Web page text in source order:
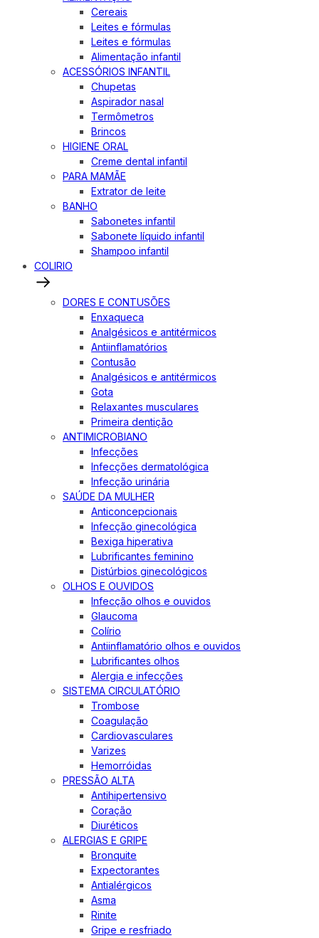
Cereais
Leites e fórmulas
Leites e fórmulas
Alimentação infantil
ACESSÓRIOS INFANTIL
Chupetas
Aspirador nasal
Termômetros
Brincos
HIGIENE ORAL
Creme dental infantil
PARA MAMÃE
Extrator de leite
BANHO
Sabonetes infantil
Sabonete líquido infantil
Shampoo infantil
COLIRIO
DORES E CONTUSÕES
Enxaqueca
Analgésicos e antitérmicos
Antiinflamatórios
Contusão
Analgésicos e antitérmicos
Gota
Relaxantes musculares
Primeira dentição
ANTIMICROBIANO
Infecções
Infecções dermatológica
Infecção urinária
SAÚDE DA MULHER
Anticoncepcionais
Infecção ginecológica
Bexiga hiperativa
Lubrificantes feminino
Distúrbios ginecológicos
OLHOS E OUVIDOS
Infecção olhos e ouvidos
Glaucoma
Colírio
Antiinflamatório olhos e ouvidos
Lubrificantes olhos
Alergia e infecções
SISTEMA CIRCULATÓRIO
Trombose
Coagulação
Cardiovasculares
Varizes
Hemorróidas
PRESSÃO ALTA
Antihipertensivo
Coração
Diuréticos
ALERGIAS E GRIPE
Bronquite
Expectorantes
Antialérgicos
Asma
Rinite
Gripe e resfriado